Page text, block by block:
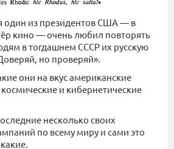
один из президентов США — в
кино — очень любил повторять
в тогдашнем СССР их русскую
но проверяй».
они на вкус американские
и кибернетические
несколько своих
по всему миру и сами это